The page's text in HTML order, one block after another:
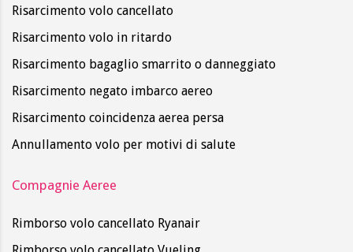
Risarcimento volo cancellato
Risarcimento volo in ritardo
Risarcimento bagaglio smarrito o danneggiato
Risarcimento negato imbarco aereo
Risarcimento coincidenza aerea persa
Annullamento volo per motivi di salute
Compagnie Aeree
Rimborso volo cancellato Ryanair